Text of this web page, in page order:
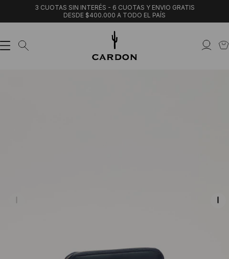
3 CUOTAS SIN INTERÉS - 6 CUOTAS Y ENVIO GRATIS
DESDE $400.000 A TODO EL PAÍS